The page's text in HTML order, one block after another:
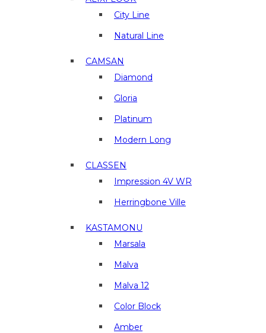
City Line
Natural Line
CAMSAN
Diamond
Gloria
Platinum
Modern Long
CLASSEN
Impression 4V WR
Herringbone Ville
KASTAMONU
Marsala
Malva
Malva 12
Color Block
Amber